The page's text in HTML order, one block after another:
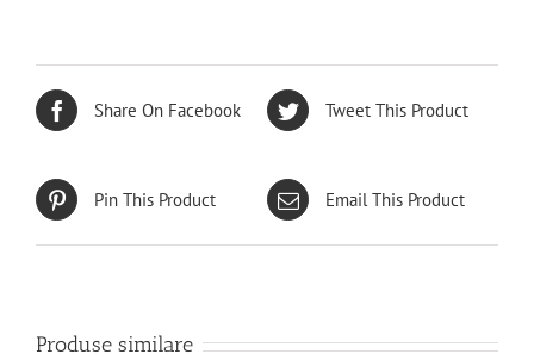
Share On Facebook Tweet This Product
Pin This Product Email This Product
Produse similare